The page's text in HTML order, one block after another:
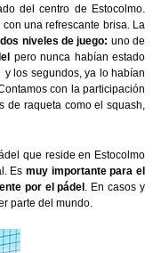
del centro de Estocolmo.
una refrescante brisa. La
dos niveles de juego: uno de
pero nunca habían estado
los segundos, ya lo habían
con la participación
de raqueta como el squash,
que reside en Estocolmo
Es muy importante para el
por el pádel . En casos y
parte del mundo.